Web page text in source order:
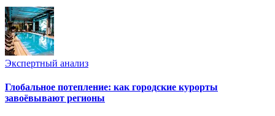
Экспертный анализ
Глобальное потепление: как городские курорты
завоёвывают регионы